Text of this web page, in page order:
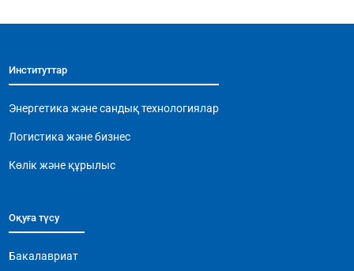
ic
Институттар
Энергетика және сандық технологиялар
Логистика және бизнес
Көлік және құрылыс
Оқуға түсу
Бакалавриат